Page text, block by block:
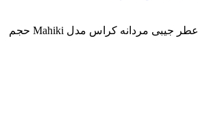
عطر جیبی مردانه کراس مدل Mahiki حجم